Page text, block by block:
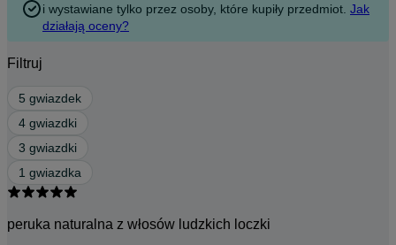
i wystawiane tylko przez osoby, które kupiły przedmiot. Jak
działają oceny?
Filtruj
5 gwiazdek
4 gwiazdki
3 gwiazdki
1 gwiazdka
peruka naturalna z włosów ludzkich loczki